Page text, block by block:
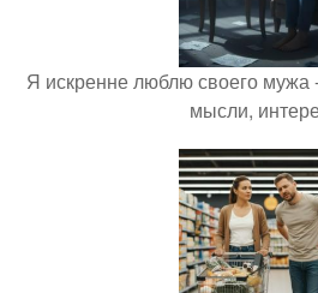
Я искренне люблю своего мужа
мысли,